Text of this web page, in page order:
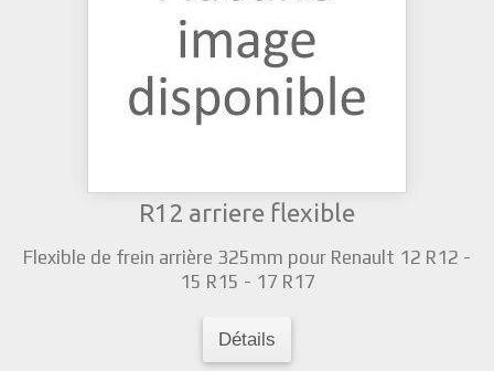
R12 arriere flexible
Flexible de frein arrière 325mm pour Renault 12 R12 -
15 R15 - 17 R17
Détails